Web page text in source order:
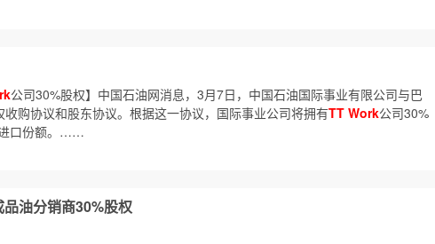
公司30%股权】中国石油网消息，3月7日，中国石油国际事业有限公司与巴
购协议和股东协议。根据这一协议，国际事业公司将拥有TT Work公司30%
口份额。……
油分销商30%股权